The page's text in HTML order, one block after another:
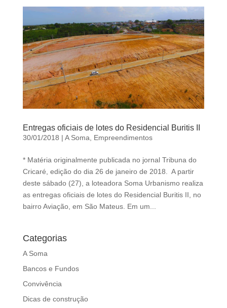
n
k
Entregas oficiais de lotes do Residencial Buritis II
30/01/2018 | A Soma Empreendimentos
* Matéria originalmente publicada no jornal Tribuna do
Cricaré, edição do dia 26 de janeiro de 2018. A partir
deste sábado (27), a loteadora Soma Urbanismo realiza
as entregas oficiais de lotes do Residencial Buritis II, no
bairro Aviação, em São Mateus. Em um...
Categorias
A Soma
Bancos e Fundos
Convivência
Dicas de construção